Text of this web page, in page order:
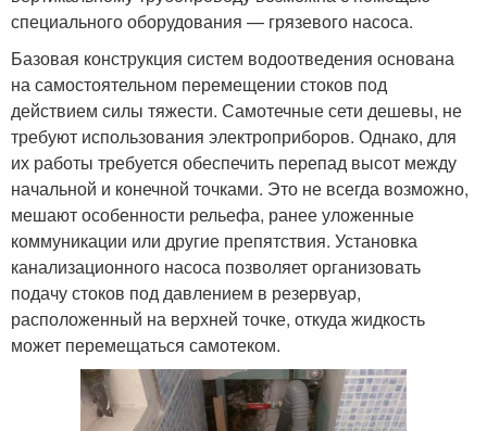
специального оборудования — грязевого насоса.
Базовая конструкция систем водоотведения основана
на самостоятельном перемещении стоков под
действием силы тяжести. Самотечные сети дешевы, не
требуют использования электроприборов. Однако, для
их работы требуется обеспечить перепад высот между
начальной и конечной точками. Это не всегда возможно,
мешают особенности рельефа, ранее уложенные
коммуникации или другие препятствия. Установка
канализационного насоса позволяет организовать
подачу стоков под давлением в резервуар,
расположенный на верхней точке, откуда жидкость
может перемещаться самотеком.